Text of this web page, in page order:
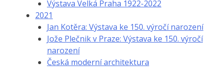
Výstava Velká Praha 1922-2022
2021
Jan Kotěra: Výstava ke 150. výročí narození
Jože Plečnik v Praze: Výstava ke 150. výročí
narození
Česká moderní architektura